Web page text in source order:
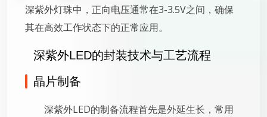
深紫外灯珠中，正向电压通常在3-3.5V之间，确保
其在高效工作状态下的正常应用。
深紫外LED的封装技术与工艺流程
晶片制备
深紫外LED的制备流程首先是外延生长，常用